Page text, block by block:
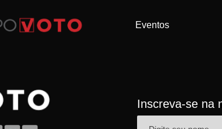
Eventos
Inscreva-se na